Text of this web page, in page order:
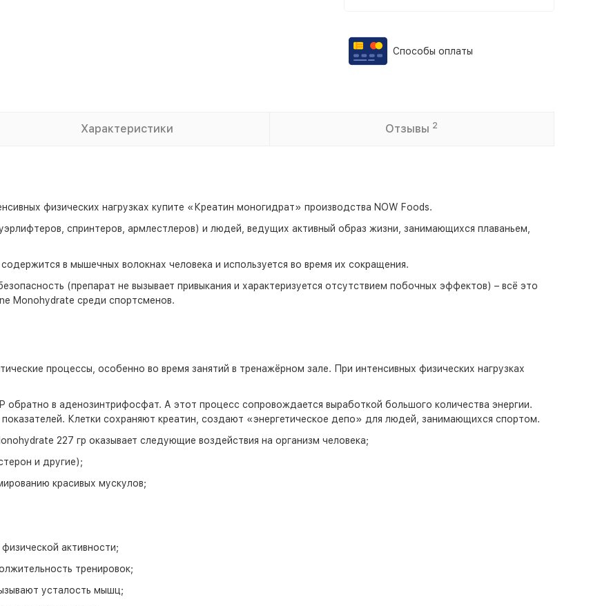
Способы оплаты
Характеристики Отзывы 2
физических нагрузках купите «Креатин моногидрат» производства NOW Foods.
спринтеров, армлестлеров) и людей, ведущих активный образ жизни, занимающихся плаваньем,
в мышечных волокнах человека и используется во время их сокращения.
(препарат не вызывает привыкания и характеризуется отсутствием побочных эффектов) – всё это
Monohydrate среди спортсменов.
процессы, особенно во время занятий в тренажёрном зале. При интенсивных физических нагрузках
обратно в аденозинтрифосфат. А этот процесс сопровождается выработкой большого количества энергии.
Клетки сохраняют креатин, создают «энергетическое депо» для людей, занимающихся спортом.
227 гр оказывает следующие воздействия на организм человека;
и другие);
красивых мускулов;
активности;
тренировок;
усталость мышц;